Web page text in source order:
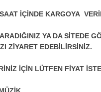
İÇİNDE KARGOYA
YA DA SİTEDE
ZİYARET EDEBİLİRSİNİZ.
İÇİN LÜTFEN FİYAT